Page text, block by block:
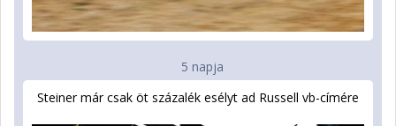
5 napja
Steiner már csak öt százalék esélyt ad Russell vb-címére